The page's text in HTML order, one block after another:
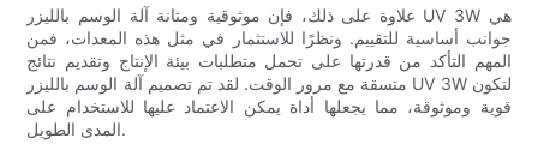
علاوة على ذلك، فإن موثوقية ومتانة آلة الوسم بالليزر UV 3W هي
جوانب أساسية للتقييم. ونظرًا للاستثمار في مثل هذه المعدات، فمن
المهم التأكد من قدرتها على تحمل متطلبات بيئة الإنتاج وتقديم نتائج
متسقة مع مرور الوقت. لقد تم تصميم آلة الوسم بالليزر UV 3W لتكون
قوية وموثوقة، مما يجعلها أداة يمكن الاعتماد عليها للاستخدام على
المدى الطويل.